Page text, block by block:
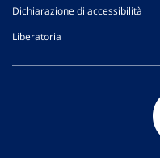
Dichiarazione di accessibilità
Liberatoria